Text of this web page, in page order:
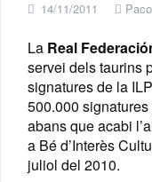
14/11/2011
La Real
servei dels taurins
signatures de la
500.000
abans que acabi
a Bé d’Interès
juliol del 2010.